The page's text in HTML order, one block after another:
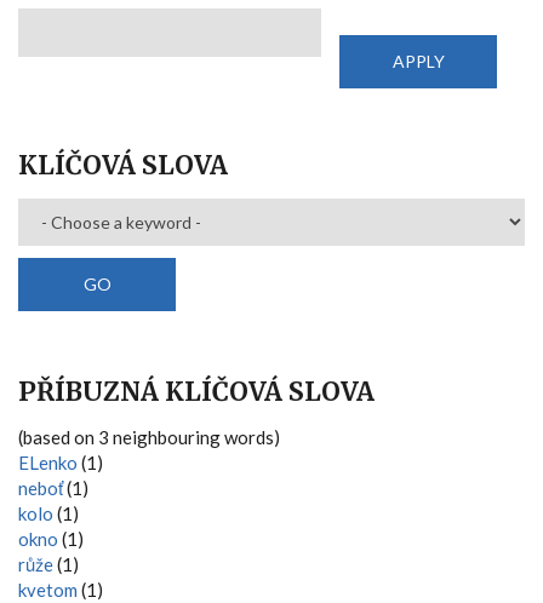
KLÍČOVÁ SLOVA
PŘÍBUZNÁ KLÍČOVÁ SLOVA
(based on 3 neighbouring words)
ELenko (1)
neboť(1)
kolo (1)
okno (1)
růže(1)
kvetom (1)